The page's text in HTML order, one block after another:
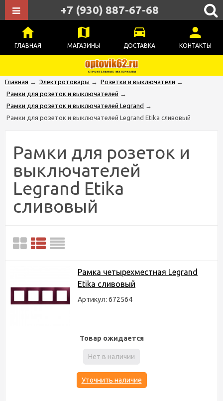
ГЛАВНАЯ МАГАЗИНЫ ДОСТАВКА КОНТАКТЫ
+7 (930) 887-67-68
Главная → Электротовары → Розетки и выключатели →
Рамки для розеток и выключателей →
Рамки для розеток и выключателей Legrand →
Рамки для розеток и выключателей Legrand Etika сливовый
Рамки для розеток и
выключателей
Legrand Etika
сливовый
Рамка четырехместная Legrand
Etika сливовый
Артикул: 672564
Товар ожидается
Нет в наличии
Уточнить наличие